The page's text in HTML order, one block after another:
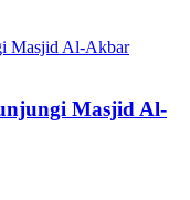
Masjid Al-